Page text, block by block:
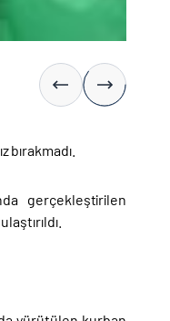
gerçekleştirilen